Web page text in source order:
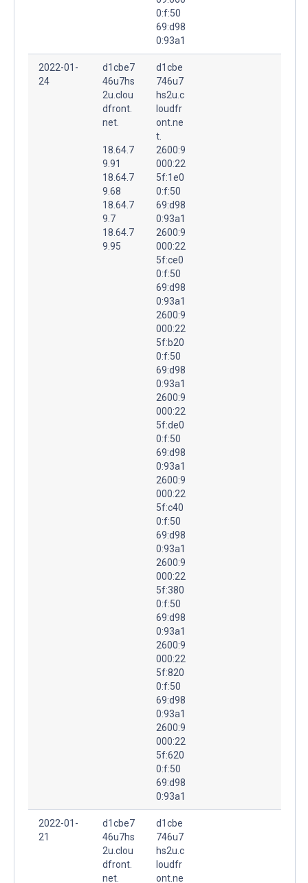
0:f:50
69:d98
0:93a1
2022-01-
24
d1cbe7
46u7hs
2u.clou
dfront.
net.
18.64.7
9.91
18.64.7
9.68
18.64.7
9.7
18.64.7
9.95
d1cbe
746u7
hs2u.c
loudfr
ont.ne
t.
2600:9
000:22
5f:1e0
0:f:50
69:d98
0:93a1
2600:9
000:22
5f:ce0
0:f:50
69:d98
0:93a1
2600:9
000:22
5f:b20
0:f:50
69:d98
0:93a1
2600:9
000:22
5f:de0
0:f:50
69:d98
0:93a1
2600:9
000:22
5f:c40
0:f:50
69:d98
0:93a1
2600:9
000:22
5f:380
0:f:50
69:d98
0:93a1
2600:9
000:22
5f:820
0:f:50
69:d98
0:93a1
2600:9
000:22
5f:620
0:f:50
69:d98
0:93a1
2022-01-
21
d1cbe7
46u7hs
2u.clou
dfront.
net.
d1cbe
746u7
hs2u.c
loudfr
ont.ne